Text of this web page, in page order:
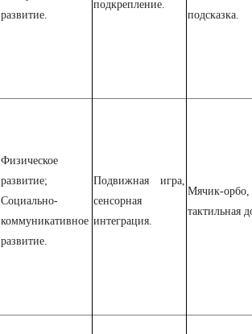
развитие.
подкрепление.
подсказка.
Физическое
развитие;
Социально-
коммуникативное
развитие.
Подвижная игра,
сенсорная
интеграция.
Мячик-
тактильная